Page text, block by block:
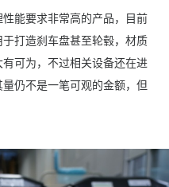
能要求非常高的产品，目前
打造刹车盘甚至轮毂，材质
可为，不过相关设备还在进
仍不是一笔可观的金额，但